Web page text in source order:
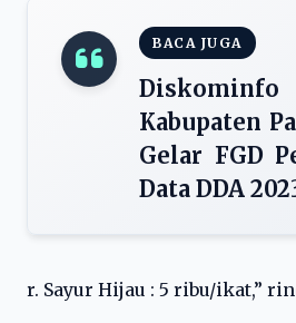
BACA JUGA
Kabupaten
Gelar FGD
Data DDA
r. Sayur Hijau : 5 ribu/ikat,”